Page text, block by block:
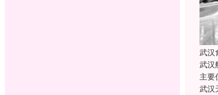
武汉
武汉
主
武汉